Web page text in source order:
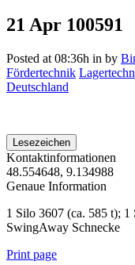
21 Apr 100591
Posted at 08:36h in by
Fördertechnik
Deutschland
Lesezeichen
Kontaktinformationen
48.554648, 9.134988
Genaue Information
1 Silo 3607 (ca. 585 t);
SwingAway Schnecke
Print page